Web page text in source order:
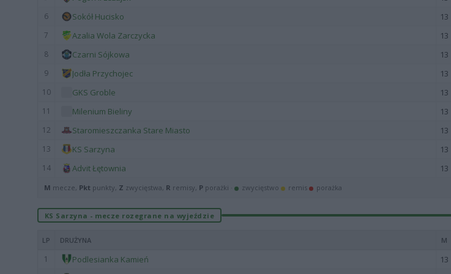
6 Sokół Hucisko 13
7 Azalia Wola Zarczycka 13
8 Czarni Sójkowa 13
9 Jodła Przychojec 13
10 GKS Groble 13
11 Milenium Bieliny 13
12 Staromieszczanka Stare Miasto 13
13 KS Sarzyna 13
14 Advit Łętownia 13
M mecze, Pkt punkty, Z zwycięstwa, R remisy, P porażki · zwycięstwo remis porażka
KS Sarzyna - mecze rozegrane na wyjeździe
LP DRUŻYNA M
1 Podlesianka Kamień 13